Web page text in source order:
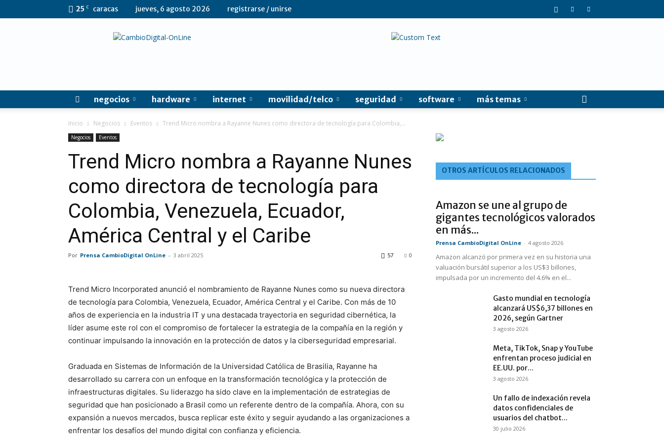
25 C caracas jueves, 6 agosto 2026 registrarse / unirse
CambioDigital
negocios hardware internet movilidad/telco seguridad software más temas
Inicio Negocios Eventos Trend Micro nombra a Rayanne Nunes como directora de tecnología para Colombia,...
Negocios Eventos
Trend Micro nombra a Rayanne Nunes
como directora de tecnología para
Colombia, Venezuela, Ecuador,
América Central y el Caribe
Por Prensa CambioDigital OnLine - 3 abril 2025 0
57
Trend Micro Incorporated anunció el nombramiento de Rayanne Nunes como su nueva directora
de tecnología para Colombia, Venezuela, Ecuador, América Central y el Caribe. Con más de 10
años de experiencia en la industria IT y una destacada trayectoria en seguridad cibernética, la
líder asume este rol con el compromiso de fortalecer la estrategia de la compañía en la región y
continuar impulsando la innovación en la protección de datos y la ciberseguridad empresarial.
Graduada en Sistemas de Información de la Universidad Católica de Brasilia, Rayanne ha
desarrollado su carrera con un enfoque en la transformación tecnológica y la protección de
infraestructuras digitales. Su liderazgo ha sido clave en la implementación de estrategias de
seguridad que han posicionado a Brasil como un referente dentro de la compañía. Ahora, con su
expansión a nuevos mercados, busca replicar este éxito y seguir ayudando a las organizaciones a
enfrentar los desafíos del mundo digital con confianza y eficiencia.
OTROS ARTÍCULOS RELACIONADOS
Amazon se une al grupo de
gigantes tecnológicos valorados
en más...
Prensa CambioDigital OnLine - 4 agosto 2026
Amazon alcanzó por primera vez en su historia una
valuación bursátil superior a los US$3 billones,
impulsada por un incremento del 4.6% en el...
Gasto mundial en tecnología
alcanzará US$6,37 billones en
2026, según Gartner
3 agosto 2026
Meta, TikTok, Snap y YouTube
enfrentan proceso judicial en
EE.UU. por...
3 agosto 2026
Un fallo de indexación revela
datos confidenciales de
usuarios del chatbot...
30 julio 2026